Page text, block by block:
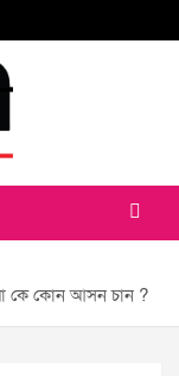
কে কোন আসন চান ?